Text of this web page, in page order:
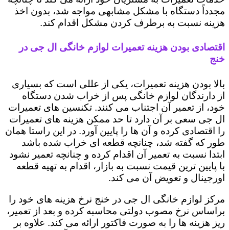
مجدداً دستگاه با مشکل مشابهی مواجه شد، بدون اخذ
هزینه نسبت به برطرف کردن مشکل اقدام کند.
اقتصادی بودن هزینه تعمیرات لوازم خانگی ال جی در
خنج
بالا بودن هزینه تعمیرات، یکی از عللی است که بسیاری
از دارندگان لوازم خانگی پس از خراب شدن دستگاه
خود، از تعمیر آن اجتناب می کنند. تکنسین های تعمیرات
ال جی سعی بر آن دارد تا حد ممکن هزینه های تعمیرات
را اقتصادی کرده و آن ها را پایین آورد. در این راستا همان
طور که گفته شد، چنانچه قطعه ای خراب شده باشد
ابتدا نسبت به تعمیر آن اقدام کرده و چنانچه تعمیر نشود
با پایین ترین قیمت نسبت به بازار، اقدام به تهیه قطعه
اورجینال و تعویض آن می کند.
مرکز لوازم خانگی ال جی در خنج نرخ هزینه های خود را
براساس نرخ مصوب دولتی محاسبه کرده و بعد از تعمیر،
ریز هزینه ها را به صورت فاکتور ارائه می کند. علاوه بر